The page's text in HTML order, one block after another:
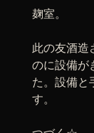
麹室。
此の友酒造
のに設備が
た。設備と
す。